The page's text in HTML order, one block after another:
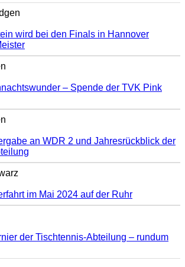
wird bei den Finals in Hannover
– Spende der TVK Pink
an WDR 2 und Jahresrückblick der
im Mai 2024 auf der Ruhr
der Tischtennis-Abteilung – rundum